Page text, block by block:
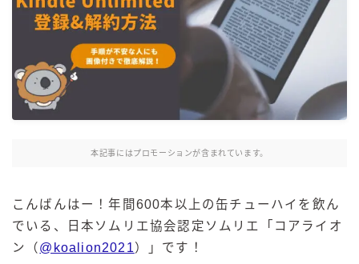
キリン
氷結
氷結 無糖
氷結 ストロング
麒麟特製サワー
スミノフ セルツァー
サントリー
本記事にはプロモーションが含まれています。
こんばんはー！年間600本以上の缶チューハイを飲ん
でいる、日本ソムリエ協会認定ソムリエ「コアライオ
ン（ @koalion2021）」です！